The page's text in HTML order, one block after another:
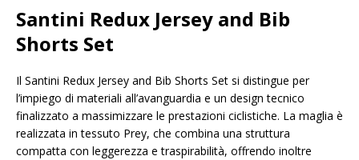
Santini Redux Jersey and Bib
Shorts Set
Il Santini Redux Jersey and Bib Shorts Set si distingue per
l’impiego di materiali all’avanguardia e un design tecnico
finalizzato a massimizzare le prestazioni ciclistiche. La maglia è
realizzata in tessuto Prey, che combina una struttura
compatta con leggerezza e traspirabilità, offrendo inoltre